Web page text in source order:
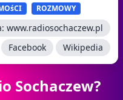
ROZMOWY
www.radiosochaczew.pl
Facebook
Wikipedia
Sochaczew?